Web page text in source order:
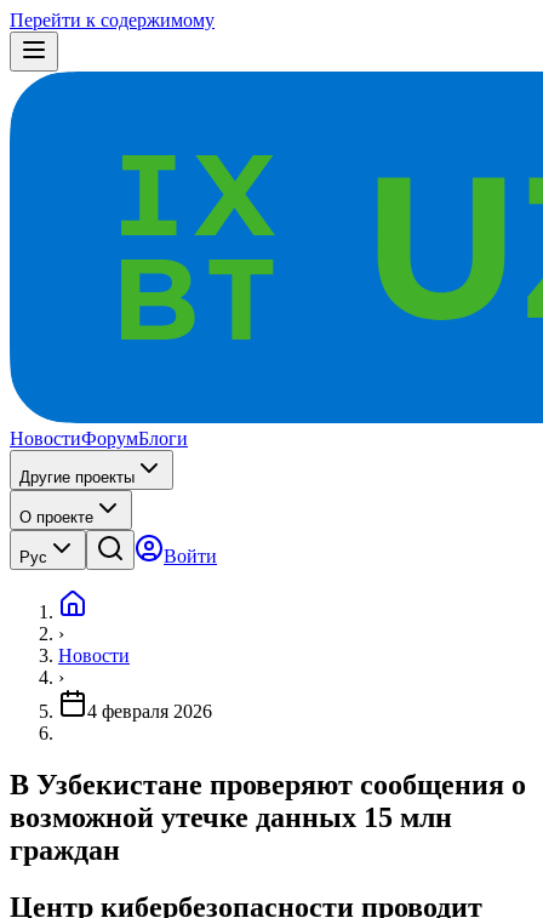
Перейти к содержимому
НовостиФорумБлоги
Другие проекты
О проекте
Рус Войти
›
Новости
›
4 февраля 2026
В Узбекистане проверяют сообщения о
возможной утечке данных 15 млн
граждан
Центр кибербезопасности проводит